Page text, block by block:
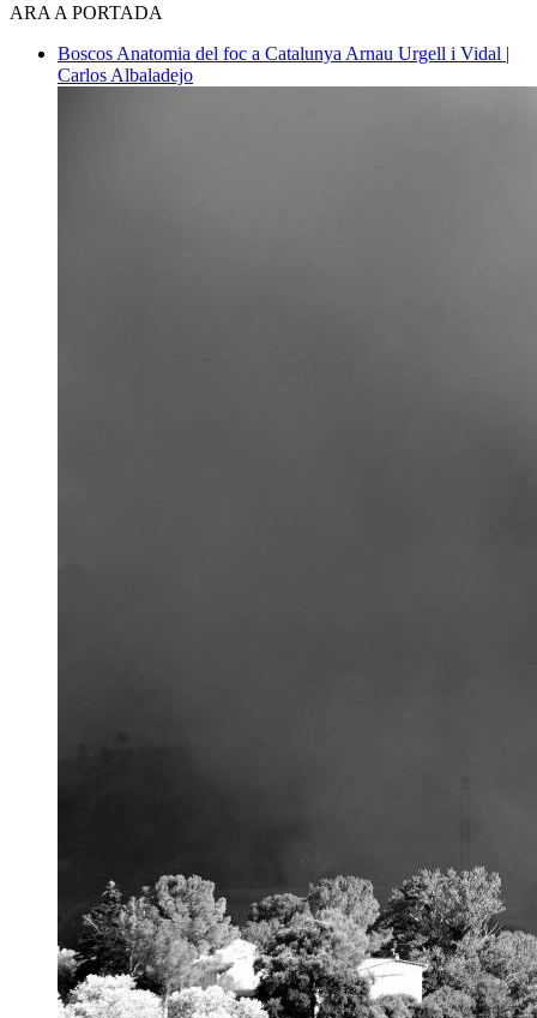
ARA A PORTADA
Boscos Anatomia del foc a Catalunya Arnau Urgell i Vidal |
Carlos Albaladejo